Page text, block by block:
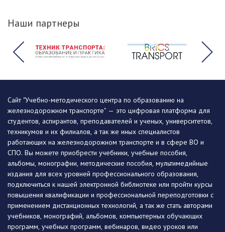
Наши партнеры
Сайт "Учебно-методического центра по образованию на
железнодорожном транспорте" — это цифровая платформа для
студентов, аспирантов, преподавателей и ученых, университетов,
техникумов и их филиалов, а так же иных специалистов
работающих на железнодорожном транспорте и в сфере ВО и
СПО. Вы можете приобрести учебники, учебные пособия,
альбомы, монографии, методические пособия, мультимедийные
издания для всех уровней профессионального образования,
подключиться к нашей электронной библиотеке или пройти курсы
повышения квалификации и профессиональной переподготовки с
применением дистанционных технологий, а так же стать авторами
учебников, монографий, альбомов, компьютерных обучающих
программ, учебных программ, вебинаров, видео уроков или